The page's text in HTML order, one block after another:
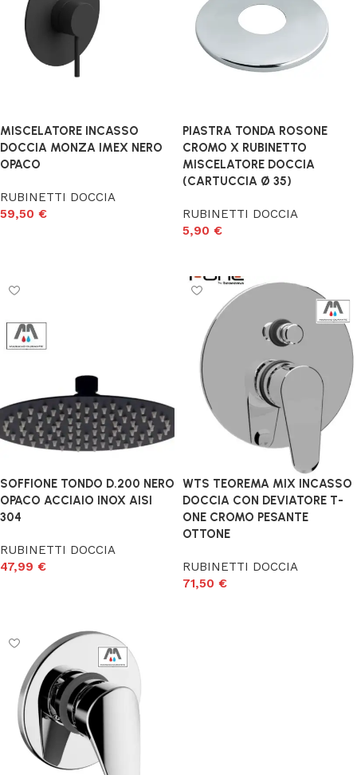
MISCELATORE INCASSO
DOCCIA MONZA IMEX NERO
OPACO
RUBINETTI DOCCIA
59,50 €
PIASTRA TONDA ROSONE
CROMO X RUBINETTO
MISCELATORE DOCCIA
(CARTUCCIA Ø 35)
RUBINETTI DOCCIA
5,90 €
SOFFIONE TONDO D.200 NERO
OPACO ACCIAIO INOX AISI
304
RUBINETTI DOCCIA
47,99 €
WTS TEOREMA MIX INCASSO
DOCCIA CON DEVIATORE T-
ONE CROMO PESANTE
OTTONE
RUBINETTI DOCCIA
71,50 €